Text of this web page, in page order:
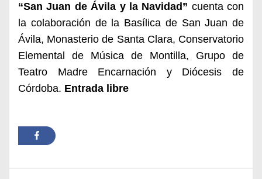
“San Juan de Ávila y la Navidad” cuenta con
la colaboración de la Basílica de San Juan de
Ávila, Monasterio de Santa Clara, Conservatorio
Elemental de Música de Montilla, Grupo de
Teatro Madre Encarnación y Diócesis de
Córdoba. Entrada libre